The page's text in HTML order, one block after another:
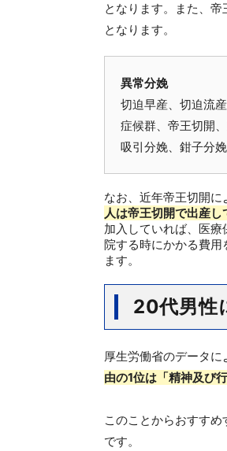
となります。また、
となります。
異常分娩
切迫早産、切迫流
症候群、帝王切開
吸引分娩、鉗子分
なお、近年帝王切開に
人は帝王切開で出産し
加入していれば、医
院する時にかかる費用
ます。
20代男性
厚生労働省のデータに
由の1位は「精神及び
このことからおすすめ
です。